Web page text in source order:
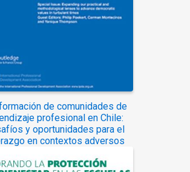
de comunidades de
profesional en Chile:
y oportunidades para el
en contextos adversos